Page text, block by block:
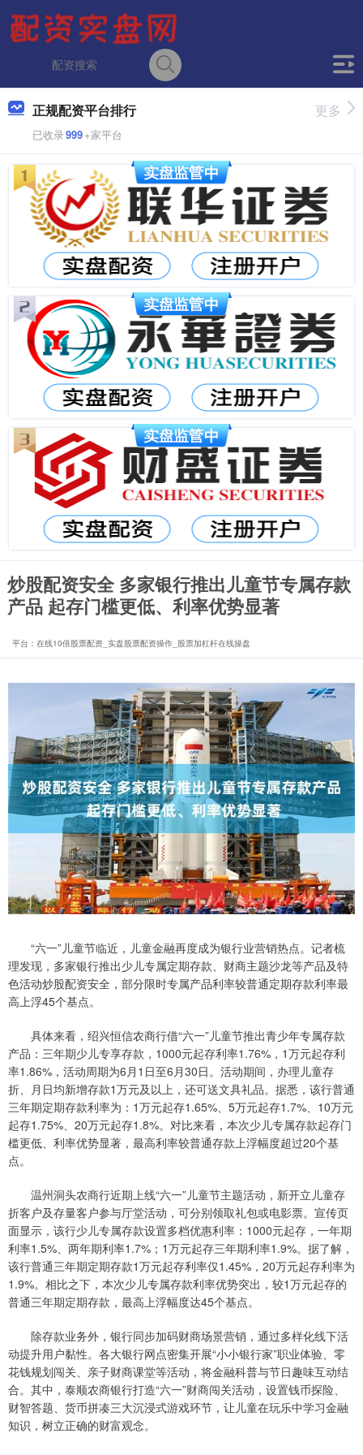
正规配资平台排行
已收录999+家平台
更多
炒股配资安全 多家银行推出儿童节专属存款
产品 起存门槛更低、利率优势显著
平台：在线10倍股票配资_实盘股票配资操作_股票加杠杆在线操盘
“六一”儿童节临近，儿童金融再度成为银行业营销热点。记者梳
理发现，多家银行推出少儿专属定期存款、财商主题沙龙等产品及特
色活动炒股配资安全，部分限时专属产品利率较普通定期存款利率最
高上浮45个基点。
具体来看，绍兴恒信农商行借“六一”儿童节推出青少年专属存款
产品：三年期少儿专享存款，1000元起存利率1.76%，1万元起存利
率1.86%，活动周期为6月1日至6月30日。活动期间，办理儿童存
折、月日均新增存款1万元及以上，还可送文具礼品。据悉，该行普通
三年期定期存款利率为：1万元起存1.65%、5万元起存1.7%、10万元
起存1.75%、20万元起存1.8%。对比来看，本次少儿专属存款起存门
槛更低、利率优势显著，最高利率较普通存款上浮幅度超过20个基
点。
温州洞头农商行近期上线“六一”儿童节主题活动，新开立儿童存
折客户及存量客户参与厅堂活动，可分别领取礼包或电影票。宣传页
面显示，该行少儿专属存款设置多档优惠利率：1000元起存，一年期
利率1.5%、两年期利率1.7%；1万元起存三年期利率1.9%。据了解，
该行普通三年期定期存款1万元起存利率仅1.45%，20万元起存利率为
1.9%。相比之下，本次少儿专属存款利率优势突出，较1万元起存的
普通三年期定期存款，最高上浮幅度达45个基点。
除存款业务外，银行同步加码财商场景营销，通过多样化线下活
动提升用户黏性。各大银行网点密集开展“小小银行家”职业体验、零
花钱规划闯关、亲子财商课堂等活动，将金融科普与节日趣味互动结
合。其中，泰顺农商银行打造“六一”财商闯关活动，设置钱币探险、
财智答题、货币拼凑三大沉浸式游戏环节，让儿童在玩乐中学习金融
知识，树立正确的财富观念。